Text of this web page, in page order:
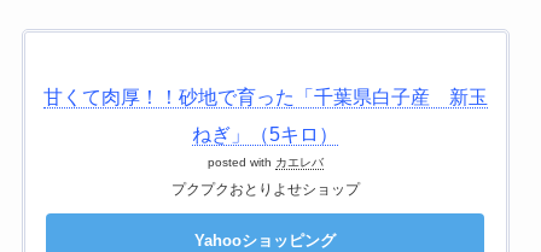
甘くて肉厚！！砂地で育った「千葉県白子産 新玉
ねぎ」（5キロ）
posted with カエレバ
プクプクおとりよせショップ
Yahooショッピング